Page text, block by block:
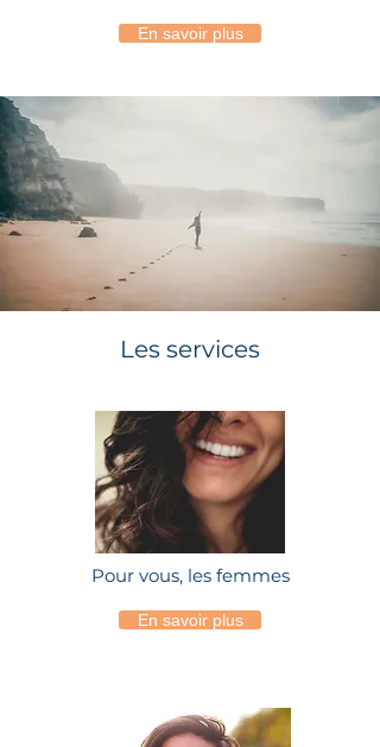
En savoir plus
Les services
Pour vous, les femmes
En savoir plus